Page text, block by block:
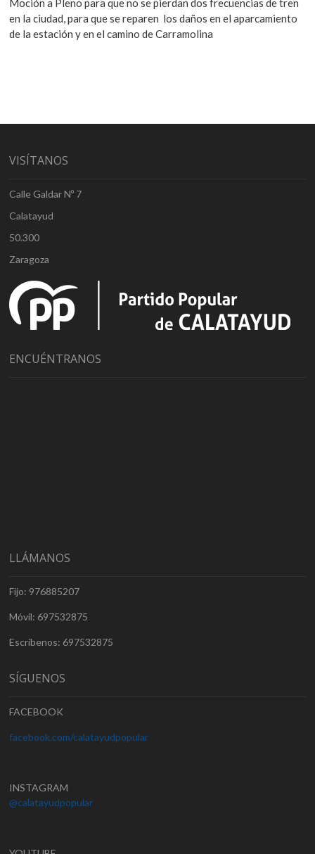
Moción a Pleno para que no se pierdan dos frecuencias de tren
en la ciudad, para que se reparen los daños en el aparcamiento
de la estación y en el camino de Carramolina
VISÍTANOS
Calle Galdar Nº 7
Calatayud
50.300
Zaragoza
ENCUÉNTRANOS
LLÁMANOS
Fijo: 976885207
Móvil: 697532875
Escríbenos: 697532875
SÍGUENOS
FACEBOOK
facebook.com/calatayudpopular
INSTAGRAM
@calatayudpopular